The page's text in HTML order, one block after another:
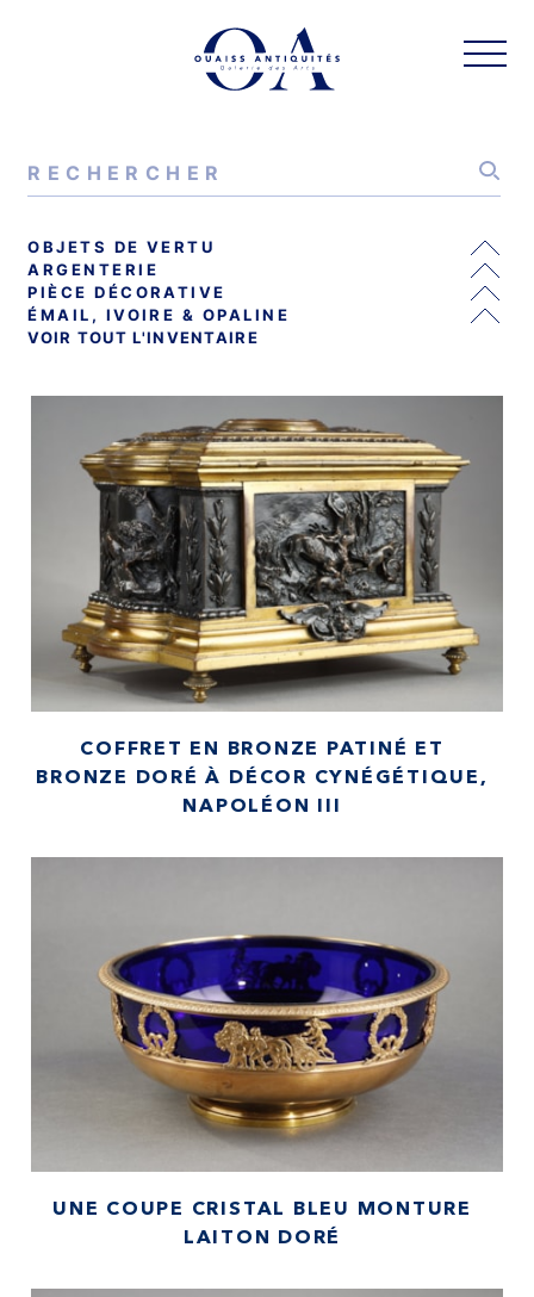
OBJETS DE VERTU
ARGENTERIE
PIÈCE DÉCORATIVE
ÉMAIL, IVOIRE & OPALINE
VOIR TOUT L'INVENTAIRE
COFFRET EN BRONZE PATINÉ ET
BRONZE DORÉ À DÉCOR CYNÉGÉTIQUE,
NAPOLÉON III
UNE COUPE CRISTAL BLEU MONTURE
LAITON DORÉ